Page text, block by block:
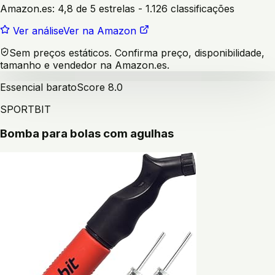
Amazon.es: 4,8 de 5 estrelas - 1.126 classificações
Ver análiseVer na Amazon
Sem preços estáticos. Confirma preço, disponibilidade,
tamanho e vendedor na Amazon.es.
Essencial baratoScore 8.0
SPORTBIT
Bomba para bolas com agulhas